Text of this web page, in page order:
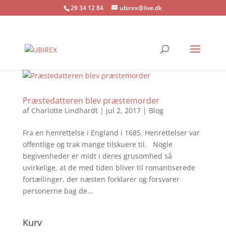
29 34 12 84 ubirex@live.dk
Præstedatteren blev præstemorder
af Charlotte Lindhardt| jul 2, 2017| Blog
Fra en henrettelse i England i 1685. Henrettelser var
offentlige og trak mange tilskuere til. Nogle
begivenheder er midt i deres grusomhed så
uvirkelige, at de med tiden bliver til romantiserede
fortællinger, der næsten forklarer og forsvarer
personerne bag de...
Kurv